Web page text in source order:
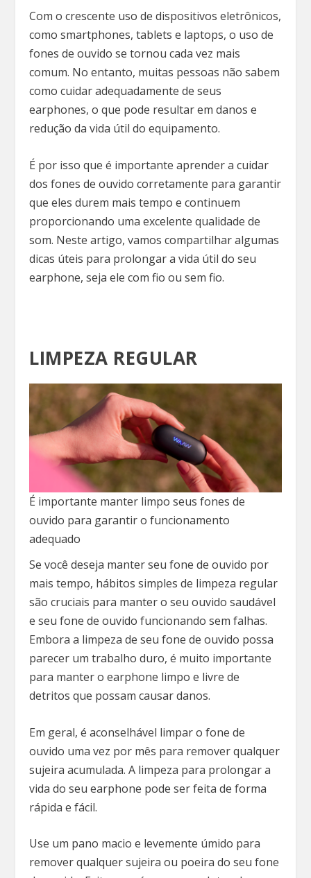
Com o crescente uso de dispositivos eletrônicos,
como smartphones, tablets e laptops, o uso de
fones de ouvido se tornou cada vez mais
comum. No entanto, muitas pessoas não sabem
como cuidar adequadamente de seus
earphones, o que pode resultar em danos e
redução da vida útil do equipamento.
É por isso que é importante aprender a cuidar
dos fones de ouvido corretamente para garantir
que eles durem mais tempo e continuem
proporcionando uma excelente qualidade de
som. Neste artigo, vamos compartilhar algumas
dicas úteis para prolongar a vida útil do seu
earphone, seja ele com fio ou sem fio.
LIMPEZA REGULAR
É importante manter limpo seus fones de
ouvido para garantir o funcionamento
adequado
Se você deseja manter seu fone de ouvido por
mais tempo, hábitos simples de limpeza regular
são cruciais para manter o seu ouvido saudável
e seu fone de ouvido funcionando sem falhas.
Embora a limpeza de seu fone de ouvido possa
parecer um trabalho duro, é muito importante
para manter o earphone limpo e livre de
detritos que possam causar danos.
Em geral, é aconselhável limpar o fone de
ouvido uma vez por mês para remover qualquer
sujeira acumulada. A limpeza para prolongar a
vida do seu earphone pode ser feita de forma
rápida e fácil.
Use um pano macio e levemente úmido para
remover qualquer sujeira ou poeira do seu fone